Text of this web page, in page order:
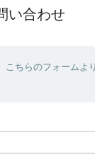
い合わせ
ちらのフォームよ